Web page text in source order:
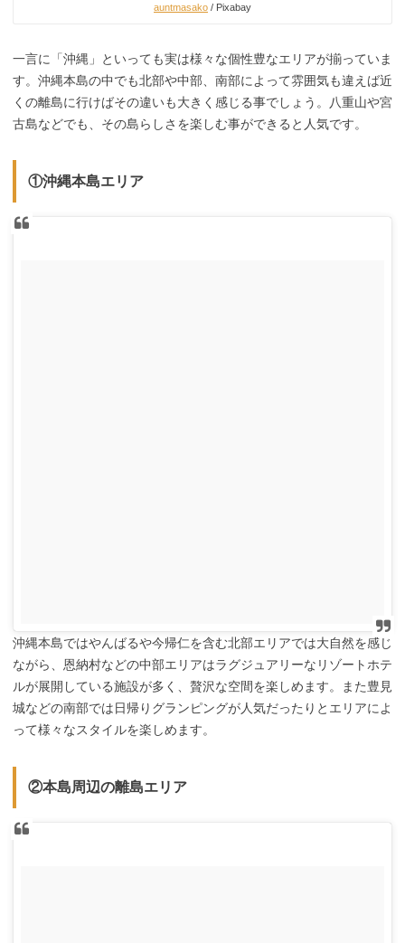
auntmasako / Pixabay
一言に「沖縄」といっても実は様々な個性豊なエリアが揃っていま
す。沖縄本島の中でも北部や中部、南部によって雰囲気も違えば近
くの離島に行けばその違いも大きく感じる事でしょう。八重山や宮
古島などでも、その島らしさを楽しむ事ができると人気です。
①沖縄本島エリア
沖縄本島ではやんばるや今帰仁を含む北部エリアでは大自然を感じ
ながら、恩納村などの中部エリアはラグジュアリーなリゾートホテ
ルが展開している施設が多く、贅沢な空間を楽しめます。また豊見
城などの南部では日帰りグランピングが人気だったりとエリアによ
って様々なスタイルを楽しめます。
②本島周辺の離島エリア